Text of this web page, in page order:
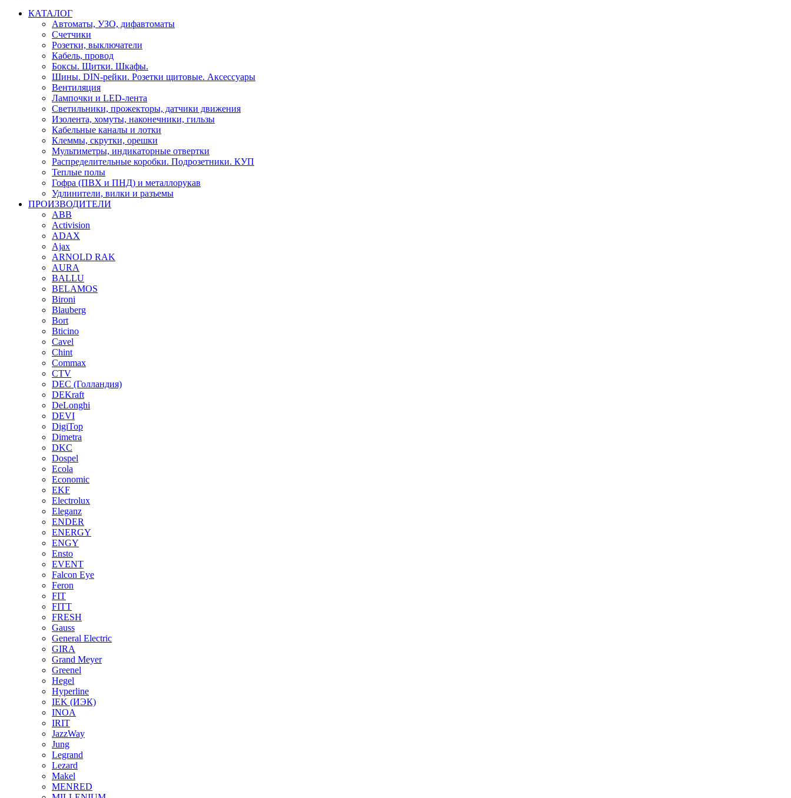
КАТАЛОГ
Автоматы, УЗО, дифавтоматы
Счетчики
Розетки, выключатели
Кабель, провод
Боксы. Щитки. Шкафы.
Шины. DIN-рейки. Розетки щитовые. Аксессуары
Вентиляция
Лампочки и LED-лента
Светильники, прожекторы, датчики движения
Изолента, хомуты, наконечники, гильзы
Кабельные каналы и лотки
Клеммы, скрутки, орешки
Мультиметры, индикаторные отвертки
Распределительные коробки. Подрозетники. КУП
Теплые полы
Гофра (ПВХ и ПНД) и металлорукав
Удлинители, вилки и разъемы
ПРОИЗВОДИТЕЛИ
ABB
Activision
ADAX
Ajax
ARNOLD RAK
AURA
BALLU
BELAMOS
Bironi
Blauberg
Bort
Bticino
Cavel
Chint
Commax
CTV
DEC (Голландия)
DEKraft
DeLonghi
DEVI
DigiTop
Dimetra
DKC
Dospel
Ecola
Economic
EKF
Electrolux
Eleganz
ENDER
ENERGY
ENGY
Ensto
EVENT
Falcon Eye
Feron
FIT
FITT
FRESH
Gauss
General Electric
GIRA
Grand Meyer
Greenel
Hegel
Hyperline
IEK (ИЭК)
INOA
IRIT
JazzWay
Jung
Legrand
Lezard
Makel
MENRED